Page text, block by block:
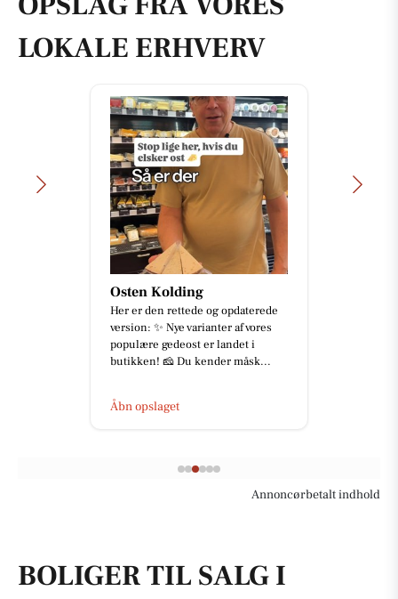
LOKALE ERHVERV
Osten Kolding
Her er den rettede og opdaterede
version: ✨ Nye varianter af vores
populære gedeost er landet i
butikken! 🧀 Du kender måsk...
Åbn opslaget
Annoncørbetalt indhold
BOLIGER TIL SALG I